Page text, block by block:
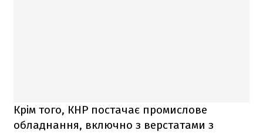
Крім того, КНР постачає промислове
обладнання, включно з верстатами з